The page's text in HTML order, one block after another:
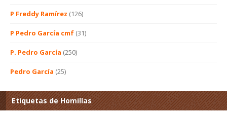
P Freddy Ramírez (126)
P Pedro García cmf (31)
P. Pedro García (250)
Pedro García (25)
Etiquetas de Homilías